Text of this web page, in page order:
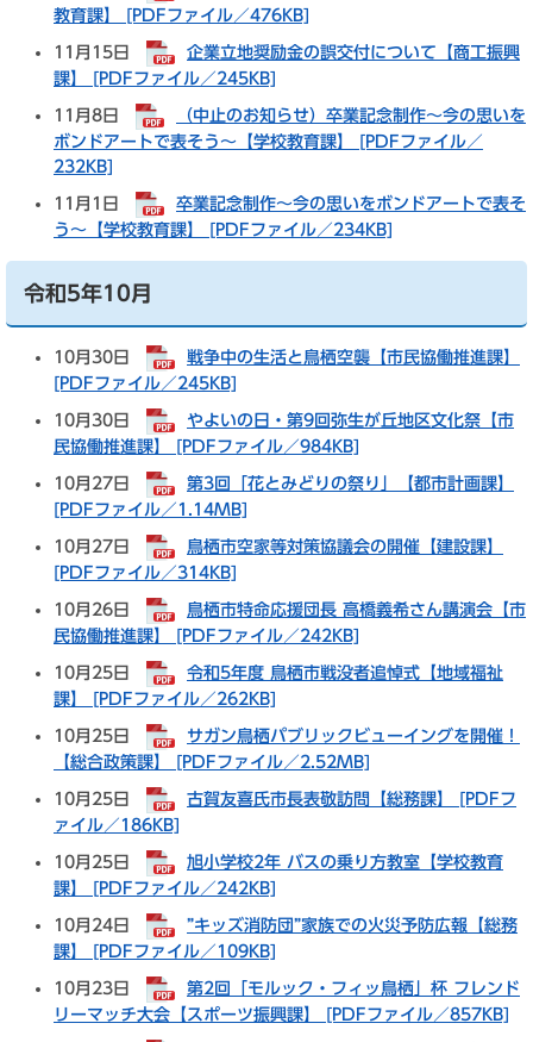
教育課】 [PDFファイル／476KB]
11月15日
企業立地奨励金の誤交付について【商工振興
課】 [PDFファイル／245KB]
11月8日
（中止のお知らせ）卒業記念制作～今の思いを
ボンドアートで表そう～【学校教育課】 [PDFファイル／
232KB]
11月1日
卒業記念制作～今の思いをボンドアートで表そ
う～【学校教育課】 [PDFファイル／234KB]
令和5年10月
10月30日
戦争中の生活と鳥栖空襲【市民協働推進課】
[PDFファイル／245KB]
10月30日
やよいの日・第9回弥生が丘地区文化祭【市
民協働推進課】 [PDFファイル／984KB]
10月27日
第3回「花とみどりの祭り」【都市計画課】
[PDFファイル／1.14MB]
10月27日
鳥栖市空家等対策協議会の開催【建設課】
[PDFファイル／314KB]
10月26日
鳥栖市特命応援団長 高橋義希さん講演会【市
民協働推進課】 [PDFファイル／242KB]
10月25日
令和5年度 鳥栖市戦没者追悼式【地域福祉
課】 [PDFファイル／262KB]
10月25日
サガン鳥栖パブリックビューイングを開催！
【総合政策課】 [PDFファイル／2.52MB]
10月25日
古賀友喜氏市長表敬訪問【総務課】 [PDFフ
ァイル／186KB]
10月25日
旭小学校2年 バスの乗り方教室【学校教育
課】 [PDFファイル／242KB]
10月24日
”キッズ消防団”家族での火災予防広報【総務
課】 [PDFファイル／109KB]
10月23日
第2回「モルック・フィッ鳥栖」杯 フレンド
リーマッチ大会【スポーツ振興課】 [PDFファイル／857KB]